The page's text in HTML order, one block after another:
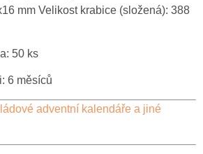
mm Velikost krabice (složená): 388
50 ks
6 měsíců
adventní kalendáře a jiné